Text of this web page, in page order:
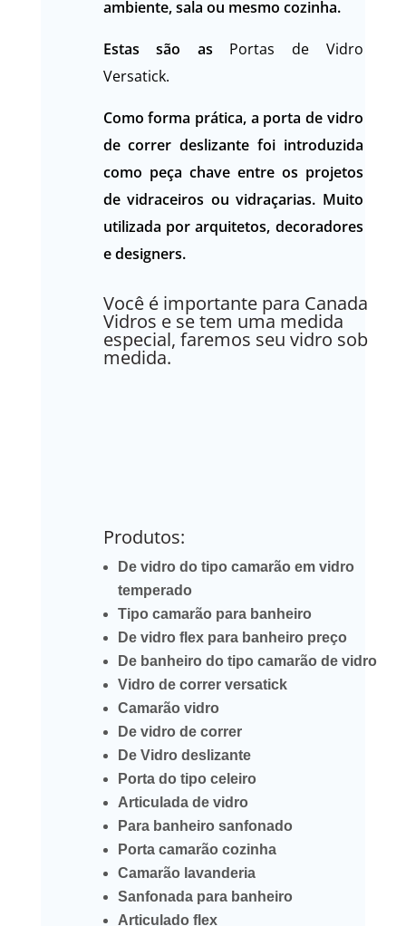
ambiente, sala ou mesmo cozinha.
Estas são as Portas de Vidro
Versatick.
Como forma prática, a porta de vidro
de correr deslizante foi introduzida
como peça chave entre os projetos
de vidraceiros ou vidraçarias. Muito
utilizada por arquitetos, decoradores
e designers.
Você é importante para Canada
Vidros e se tem uma medida
especial, faremos seu vidro sob
medida.
Produtos:
De vidro do tipo camarão em vidro
temperado
Tipo camarão para banheiro
De vidro flex para banheiro preço
De banheiro do tipo camarão de vidro
Vidro de correr versatick
Camarão vidro
De vidro de correr
De Vidro deslizante
Porta do tipo celeiro
Articulada de vidro
Para banheiro sanfonado
Porta camarão cozinha
Camarão lavanderia
Sanfonada para banheiro
Articulado flex